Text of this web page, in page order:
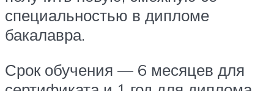
специальностью в дипломе
бакалавра.
Срок обучения — 6 месяцев для